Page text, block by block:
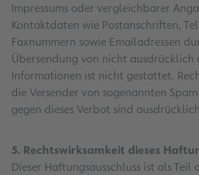
Impressums oder vergleichbarer
Kontaktdaten wie Postanschriften,
Faxnummern sowie Emailadressen
Übersendung von nicht ausdrücklich
Informationen ist nicht gestattet.
die Versender von sogenannten
gegen dieses Verbot sind
5. Rechtswirksamkeit dieses
Dieser Haftungsausschluss ist als Teil